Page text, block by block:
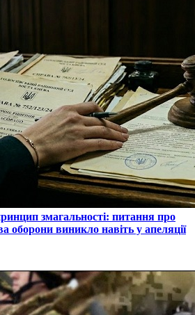
змагальності: питання про
оборони виникло навіть у апеляції